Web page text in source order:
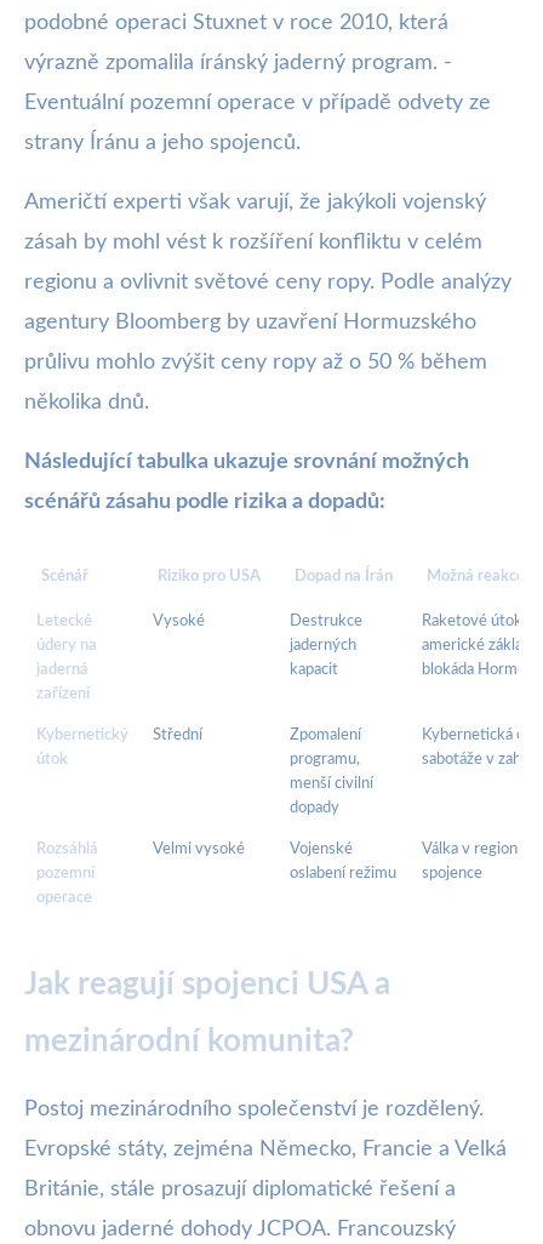
podobné operaci Stuxnet v roce 2010, která
výrazně zpomalila íránský jaderný program. -
Eventuální pozemní operace v případě odvety ze
strany Íránu a jeho spojenců.
Američtí experti však varují, že jakýkoli vojenský
zásah by mohl vést k rozšíření konfliktu v celém
regionu a ovlivnit světové ceny ropy. Podle analýzy
agentury Bloomberg by uzavření Hormuzského
průlivu mohlo zvýšit ceny ropy až o 50 % během
několika dnů.
Následující tabulka ukazuje srovnání možných
scénářů zásahu podle rizika a dopadů:
Scénář Riziko pro USA Dopad na Írán Možná reakce
Letecké
údery na
jaderná
zařízení
Vysoké
Destrukce
jaderných
kapacit
Raketové útoky
americké
blokáda Hormuzu
Kybernetický
útok
Střední
Zpomalení
programu,
menší civilní
dopady
Kybernetická
sabotáže v
Rozsáhlá
pozemní
operace
Velmi vysoké
Vojenské
oslabení režimu
Válka v regionu,
spojence
Jak reagují spojenci USA a
mezinárodní komunita?
Postoj mezinárodního společenství je rozdělený.
Evropské státy, zejména Německo, Francie a Velká
Británie, stále prosazují diplomatické řešení a
obnovu jaderné dohody JCPOA. Francouzský